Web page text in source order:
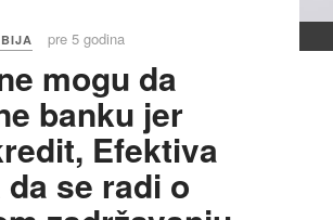
pre 5 godina
mogu da
banku jer
Efektiva
se radi o